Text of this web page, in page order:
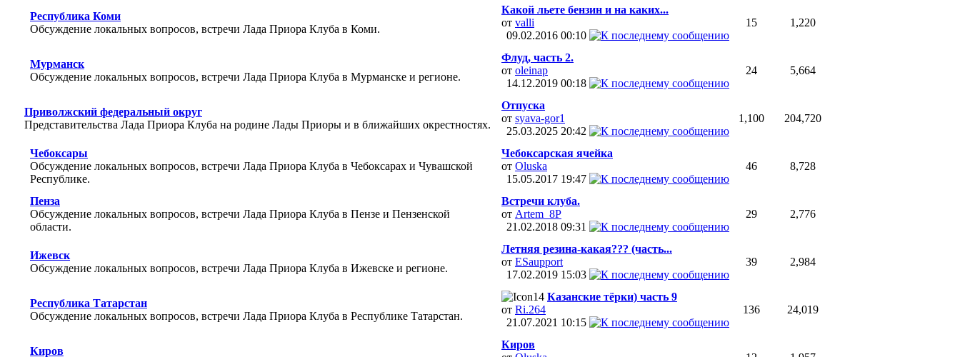
Республика Коми
Обсуждение локальных вопросов, встречи Лада Приора Клуба в Коми.
Какой льете бензин и на каких...
от valli
09.02.2016 00:10
15 1,220
Мурманск
Обсуждение локальных вопросов, встречи Лада Приора Клуба в Мурманске и регионе.
Флуд, часть 2.
от oleinap
14.12.2019 00:18
24 5,664
Приволжский федеральный округ
Представительства Лада Приора Клуба на родине Лады Приоры и в ближайших окрестностях.
Отпуска
от syava-gor1
25.03.2025 20:42
1,100 204,720
Чебоксары
Обсуждение локальных вопросов, встречи Лада Приора Клуба в Чебоксарах и Чувашской
Республике.
Чебоксарская ячейка
от Oluska
15.05.2017 19:47
46 8,728
Пенза
Обсуждение локальных вопросов, встречи Лада Приора Клуба в Пензе и Пензенской
области.
Встречи клуба.
от Artem_8P
21.02.2018 09:31
29 2,776
Ижевск
Обсуждение локальных вопросов, встречи Лада Приора Клуба в Ижевске и регионе.
Летняя резина-какая??? (часть...
от ESaupport
17.02.2019 15:03
39 2,984
Республика Татарстан
Обсуждение локальных вопросов, встречи Лада Приора Клуба в Республике Татарстан.
Казанские тёрки) часть 9
от Ri.264
21.07.2021 10:15
136 24,019
Киров
Киров